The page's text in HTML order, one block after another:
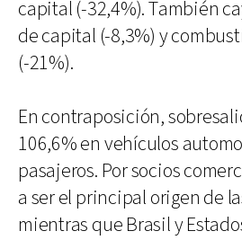
capital (-32,4%). También
de capital (-8,3%) y
(-21%).
En contraposición,
106,6% en vehículos
pasajeros. Por socios
a ser el principal origen de
mientras que Brasil y